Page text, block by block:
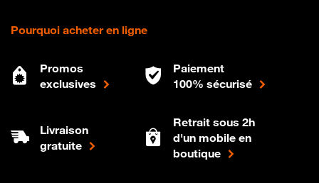
Pourquoi acheter en ligne
Promos
exclusives
Paiement
100% sécurisé
Livraison
gratuite
Retrait sous 2h
d'un mobile en
boutique